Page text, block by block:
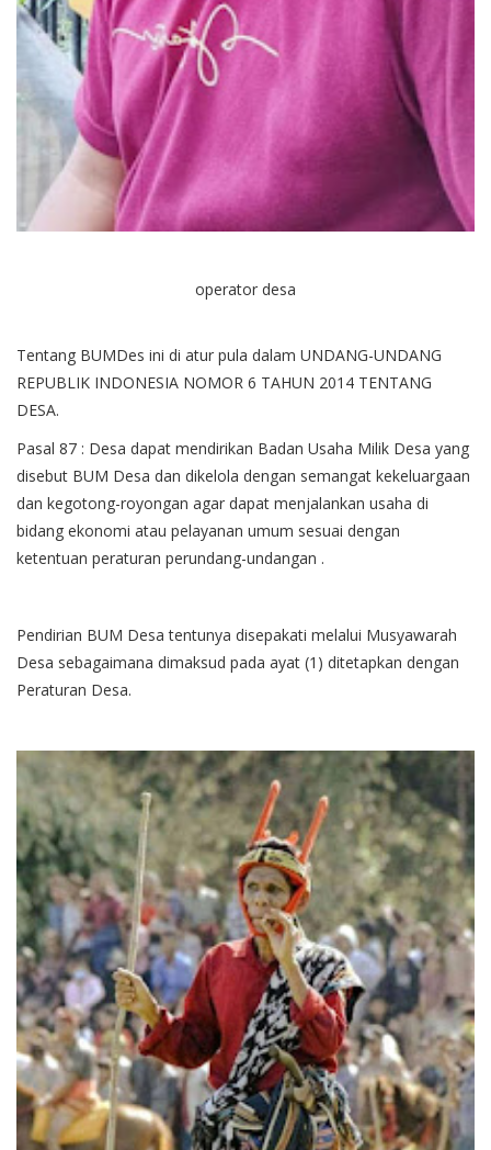
operator desa
Tentang BUMDes ini di atur pula dalam UNDANG-UNDANG
REPUBLIK INDONESIA NOMOR 6 TAHUN 2014 TENTANG
DESA.
Pasal 87 : Desa dapat mendirikan Badan Usaha Milik Desa yang
disebut BUM Desa dan dikelola dengan semangat kekeluargaan
dan kegotong-royongan agar dapat menjalankan usaha di
bidang ekonomi atau pelayanan umum sesuai dengan
ketentuan peraturan perundang-undangan .
Pendirian BUM Desa tentunya disepakati melalui Musyawarah
Desa sebagaimana dimaksud pada ayat (1) ditetapkan dengan
Peraturan Desa.